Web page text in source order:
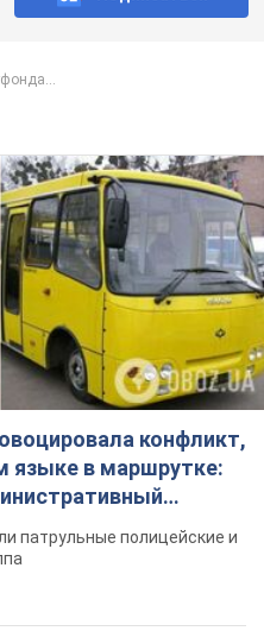
конфликт,
языке в маршрутке:
патрульные полицейские и